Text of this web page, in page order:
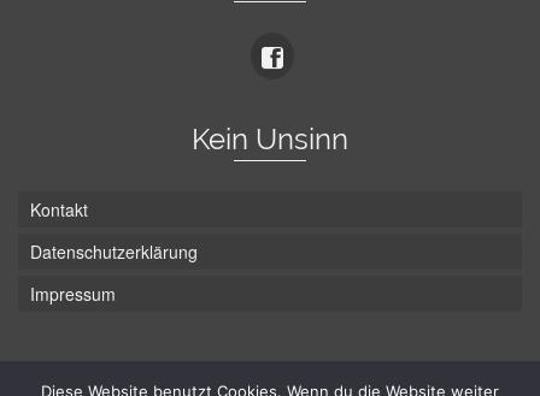
Kein Unsinn
Kontakt
Datenschutzerklärung
Impressum
Diese Website benutzt Cookies. Wenn du die Website weiter